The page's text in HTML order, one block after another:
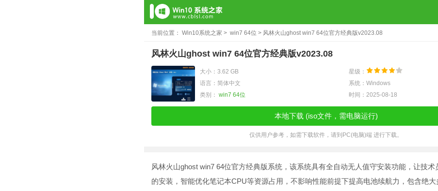
当前位置： Win10系统之家 > win7 64位 > 风林火山ghost win7 64位官方经典版v2023.08
风林火山ghost win7 64位官方经典版v2023.08
大小：3.62 GB
星级：
语言：简体中文
系统：Windows
类别： win7 64位 时间：2025-08-18
本地下载 (iso文件，需电脑运行)
仅供用户参考，如需下载软件，请到PC(电脑)端 进行下载。
风林火山ghost win7 64位官方经典版系统，该系统具有全自动无人值守安装功能，让技术
的安装，智能优化笔记本CPU等资源占用，不影响性能前提下提高电池续航力，包含绝大